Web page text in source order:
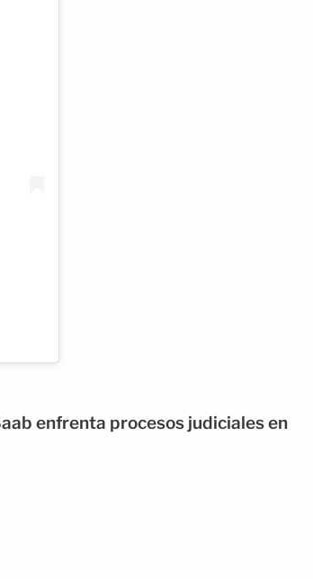
enfrenta procesos judiciales en